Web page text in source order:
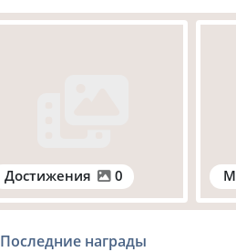
Достижения 0
Последние награды